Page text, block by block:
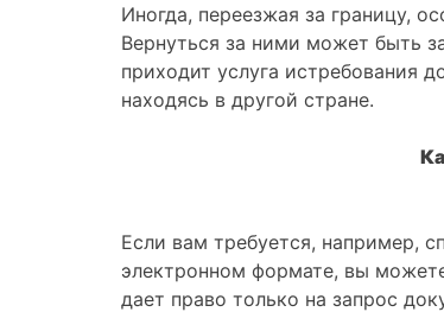
Иногда, переезжая за границу,
Вернуться за ними может быть
приходит услуга истребования
находясь в другой стране.
Если вам требуется, например,
электронном формате, вы
дает право только на запрос